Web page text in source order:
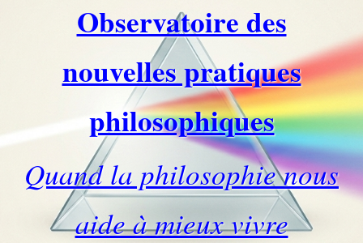
Observatoire des
nouvelles pratiques
philosophiques
Quand la philosophie nous
aide à mieux vivre